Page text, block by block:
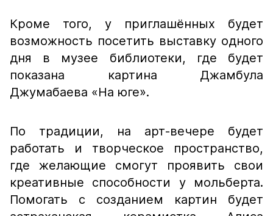
Кроме того, у приглашённых будет
возможность посетить выставку одного
дня в музее библиотеки, где будет
показана картина Джамбула
Джумабаева «На юге».
По традиции, на арт-вечере будет
работать и творческое пространство,
где желающие смогут проявить свои
креативные способности у мольберта.
Помогать с созданием картин будет